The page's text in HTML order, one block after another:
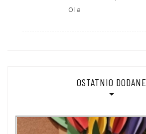
Ola
OSTATNIO DODANE